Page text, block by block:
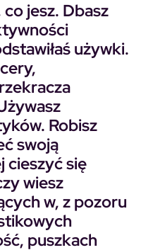
jesz. Dbasz
używki.
Robisz
swoją
cieszyć się
wiesz
w, z pozoru
puszkach